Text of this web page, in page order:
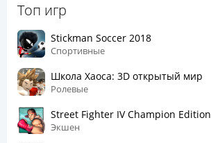
Топ игр
Stickman Soccer 2018
Спортивные
Школа Хаоса: 3D открытый мир
Ролевые
Street Fighter IV Champion Edition
Экшен